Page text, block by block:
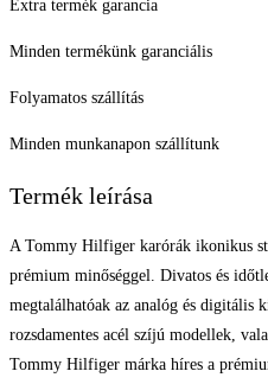
Extra termék garancia
Minden termékünk garanciális
Folyamatos szállítás
Minden munkanapon szállítunk
Termék leírása
A Tommy Hilfiger karórák ikonikus
prémium minőséggel. Divatos és
megtalálhatóak az analóg és digitális
rozsdamentes acél szíjú modellek,
Tommy Hilfiger márka híres a